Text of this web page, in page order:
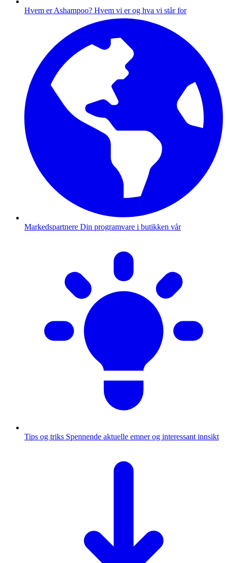
Hvem er Ashampoo? Hvem vi er og hva vi står for
Markedspartnere Din programvare i butikken vår
Tips og triks Spennende aktuelle emner og interessant innsikt